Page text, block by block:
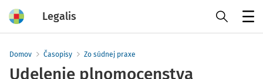
Legalis
Domov Časopisy Zo súdnej praxe
Udelenie plnomocenstva